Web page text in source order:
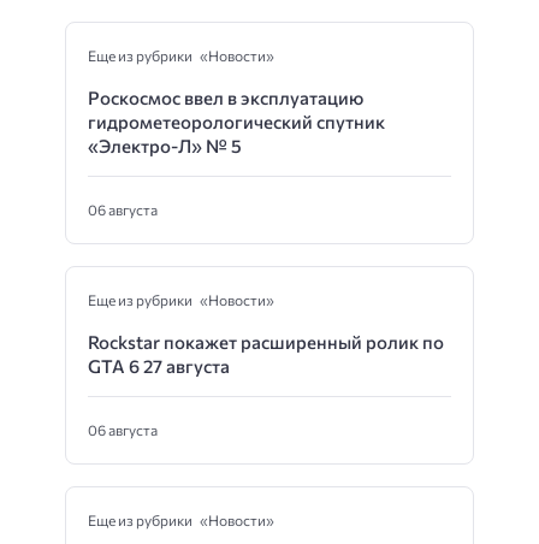
Еще из рубрики «Новости»
Роскосмос ввел в эксплуатацию
гидрометеорологический спутник
«Электро-Л» № 5
06 августа
Еще из рубрики «Новости»
Rockstar покажет расширенный ролик по
GTA 6 27 августа
06 августа
Еще из рубрики «Новости»